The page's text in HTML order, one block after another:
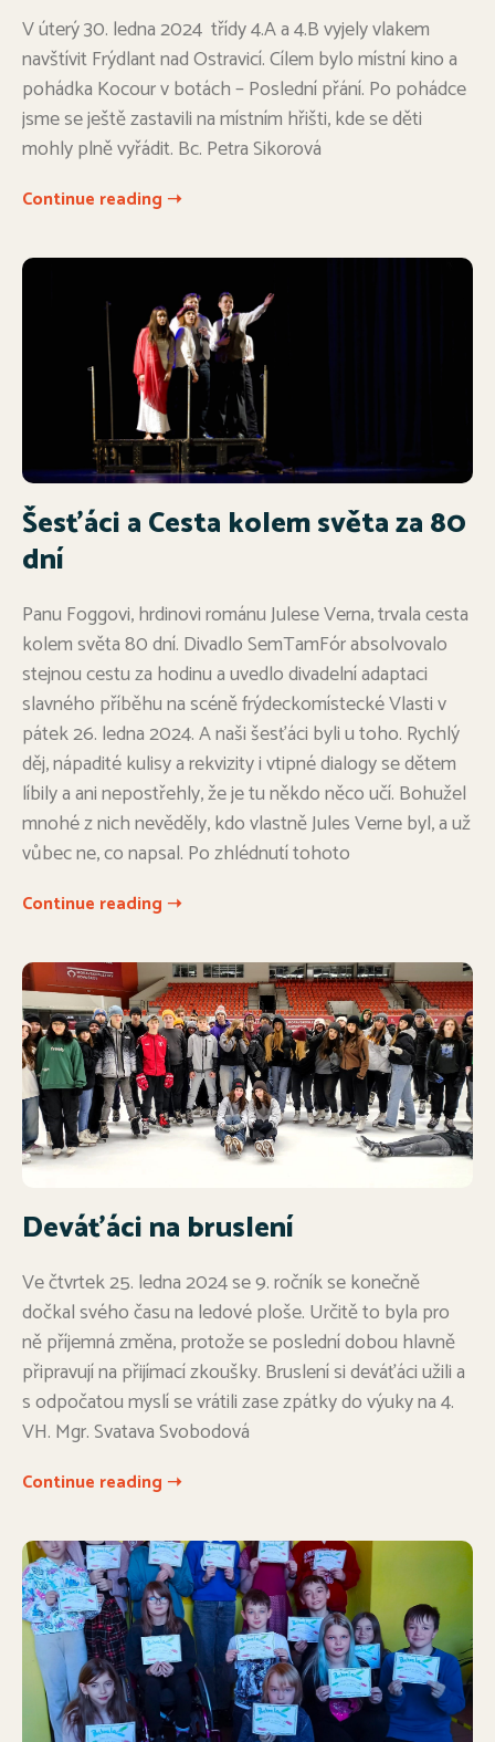
V úterý 30. ledna 2024 třídy 4.A a 4.B vyjely vlakem
navštívit Frýdlant nad Ostravicí. Cílem bylo místní kino a
pohádka Kocour v botách – Poslední přání. Po pohádce
jsme se ještě zastavili na místním hřišti, kde se děti
mohly plně vyřádit. Bc. Petra Sikorová
Continue reading ➝
Šesťáci a Cesta kolem světa za 80
dní
Panu Foggovi, hrdinovi románu Julese Verna, trvala cesta
kolem světa 80 dní. Divadlo SemTamFór absolvovalo
stejnou cestu za hodinu a uvedlo divadelní adaptaci
slavného příběhu na scéně frýdeckomístecké Vlasti v
pátek 26. ledna 2024. A naši šesťáci byli u toho. Rychlý
děj, nápadité kulisy a rekvizity i vtipné dialogy se dětem
líbily a ani nepostřehly, že je tu někdo něco učí. Bohužel
mnohé z nich nevěděly, kdo vlastně Jules Verne byl, a už
vůbec ne, co napsal. Po zhlédnutí tohoto
Continue reading ➝
Deváťáci na bruslení
Ve čtvrtek 25. ledna 2024 se 9. ročník se konečně
dočkal svého času na ledové ploše. Určitě to byla pro
ně příjemná změna, protože se poslední dobou hlavně
připravují na přijímací zkoušky. Bruslení si deváťáci užili a
s odpočatou myslí se vrátili zase zpátky do výuky na 4.
VH. Mgr. Svatava Svobodová
Continue reading ➝